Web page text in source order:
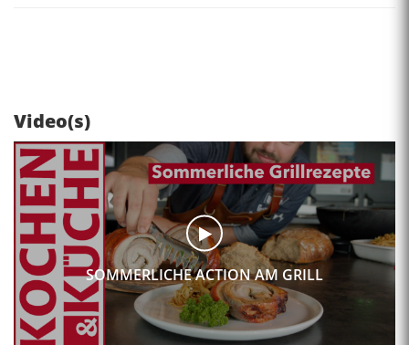
Video(s)
SOMMERLICHE ACTION AM GRILL